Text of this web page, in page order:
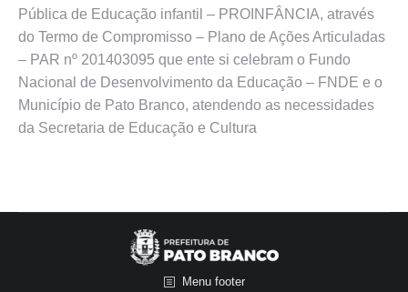
Pública de Educação infantil – PROINFÂNCIA, através
do Termo de Compromisso – Plano de Ações Articuladas
– PAR nº 201403095 que ente si celebram o Fundo
Nacional de Desenvolvimento da Educação – FNDE e o
Município de Pato Branco, atendendo as necessidades
da Secretaria de Educação e Cultura
Menu footer